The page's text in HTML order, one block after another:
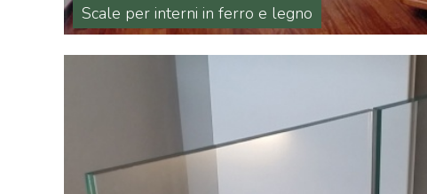
Scale per interni in ferro e legno